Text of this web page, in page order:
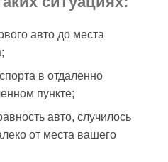
авто до места
в отдаленно
пункте;
авто, случилось
от места вашего